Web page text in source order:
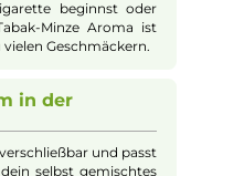
Aroma verbindet den
Tabak mit einer kühlen
ist. Perfekt, wenn du
erfrischenden Duft in